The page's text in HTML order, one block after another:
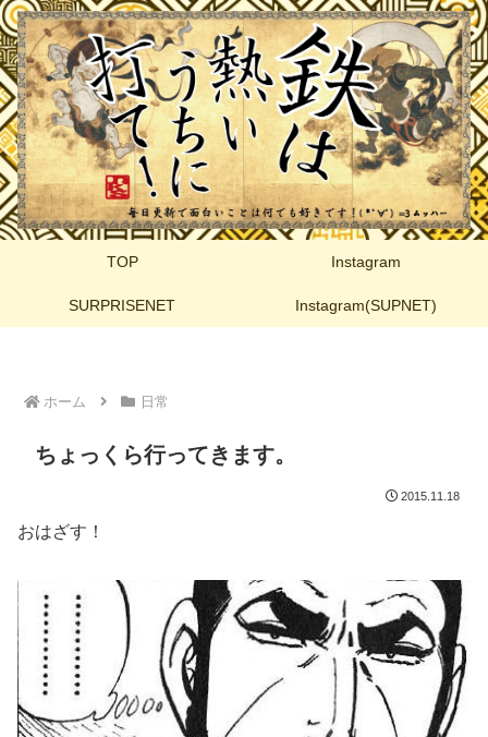
TOP Instagram
SURPRISENET Instagram(SUPNET)
ホーム 日常
ちょっくら行ってきます。
2015.11.18
おはざす！